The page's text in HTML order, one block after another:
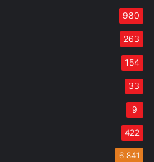
980
263
154
33
9
422
6.841